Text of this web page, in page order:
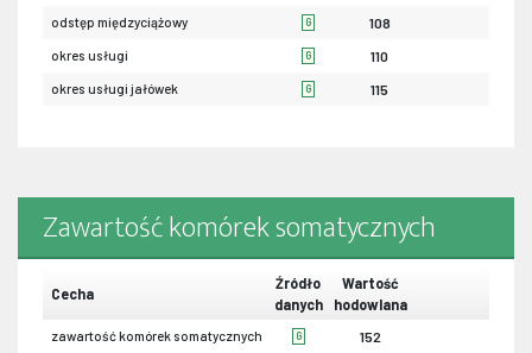
odstęp międzyciążowy G 108
okres usługi G 110
okres usługi jałówek G 115
Zawartość komórek somatycznych
Cecha
Źródło
danych
Wartość
hodowlana
zawartość komórek somatycznych G 152